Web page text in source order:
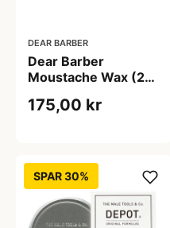
DEAR BARBER
Dear Barber
Moustache Wax (25
175,00 kr
SPAR 30%